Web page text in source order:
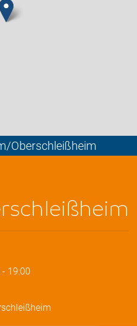
Oberschleißheim
- 19:00